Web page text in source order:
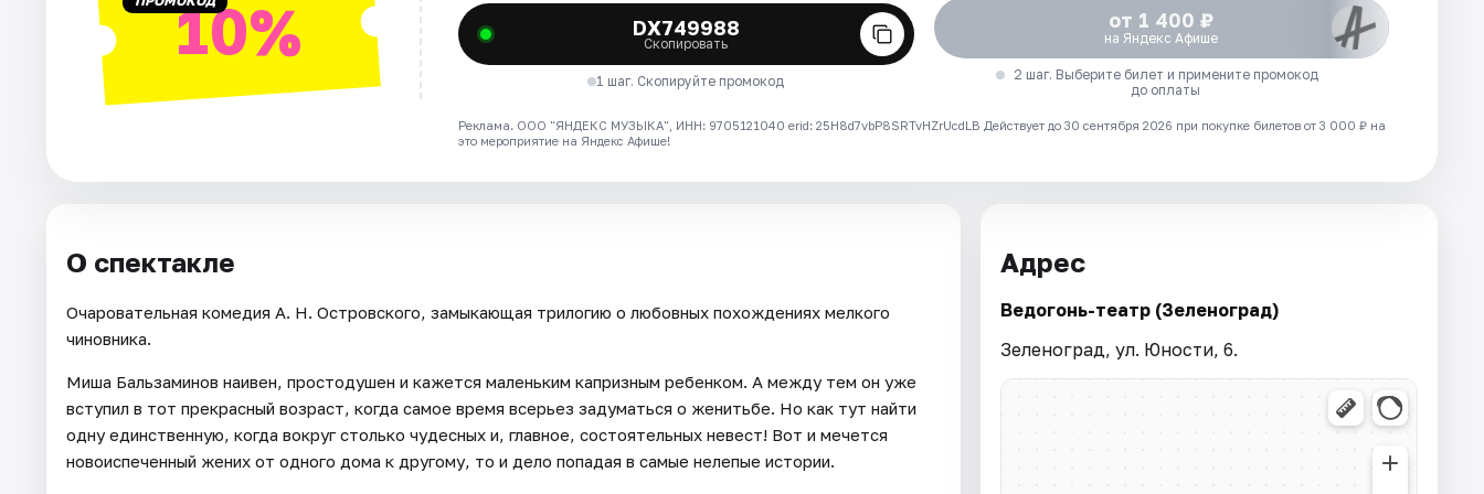
10% DX749988
Скопировать
1 шаг. Скопируйте промокод
от 1 400 ₽
на Яндекс Афише
2 шаг. Выберите билет и примените промокод
до оплаты
Реклама. ООО "ЯНДЕКС МУЗЫКА", ИНН: 9705121040 erid: 25H8d7vbP8SRTvHZrUcdLB Действует до 30 сентября 2026 при покупке билетов от 3 000 ₽ на
это мероприятие на Яндекс Афише!
О спектакле
Очаровательная комедия А. Н. Островского, замыкающая трилогию о любовных похождениях мелкого
чиновника.
Миша Бальзаминов наивен, простодушен и кажется маленьким капризным ребенком. А между тем он уже
вступил в тот прекрасный возраст, когда самое время всерьез задуматься о женитьбе. Но как тут найти
одну единственную, когда вокруг столько чудесных и, главное, состоятельных невест! Вот и мечется
новоиспеченный жених от одного дома к другому, то и дело попадая в самые нелепые истории.
Адрес
Ведогонь-театр (Зеленоград)
Зеленоград, ул. Юности, 6.